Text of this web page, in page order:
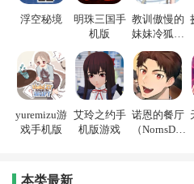
浮空秘境
明珠三国手
机版
教训傲慢的
妹妹冷狐游
戏
yuremizu游
戏手机版
艾玲之约手
机版游戏
诺恩的餐厅
（NornsDin
本类最新